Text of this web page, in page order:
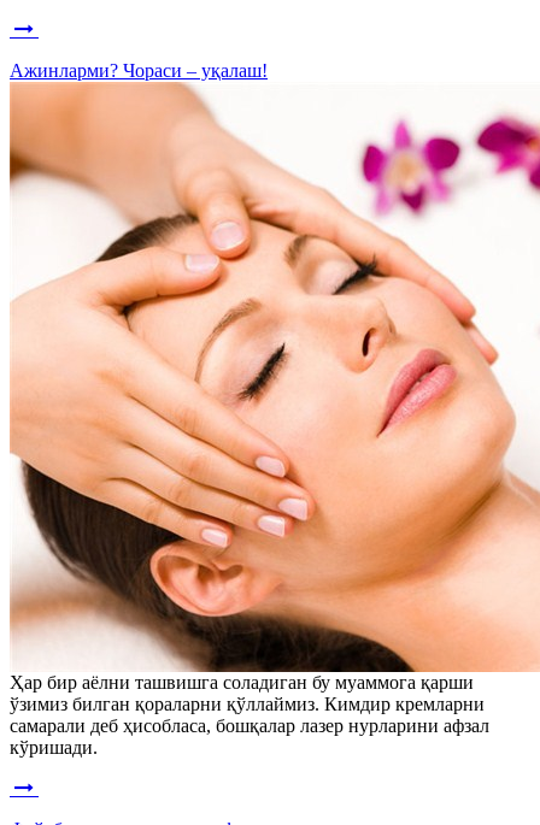
Ажинларми? Чораси – уқалаш!
Ҳap бир аёлни ташвишга соладиган бу муаммога қарши
ўзимиз билган қораларни қўллаймиз. Кимдир кремларни
самарали деб ҳисобласа, бошқалар лазер нурларини афзал
кўришади.